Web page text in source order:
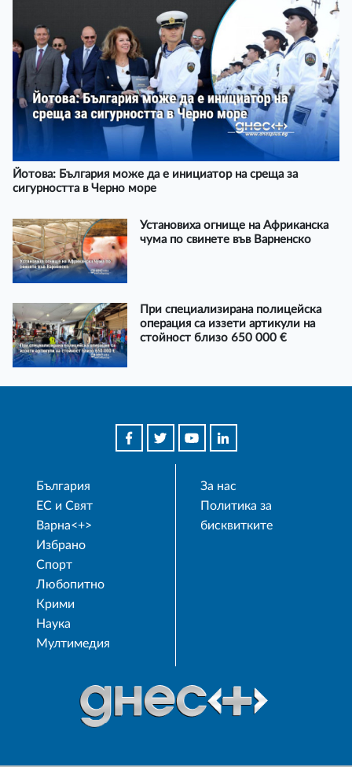
Йотова: България може да е инициатор на среща за
сигурността в Черно море
Установиха огнище на Африканска
чума по свинете във Варненско
При специализирана полицейска
операция са иззети артикули на
стойност близо 650 000 €
България
ЕС и Свят
Варна<+>
Избрано
Спорт
Любопитно
Крими
Наука
Мултимедия
За нас
Политика за
бисквитките